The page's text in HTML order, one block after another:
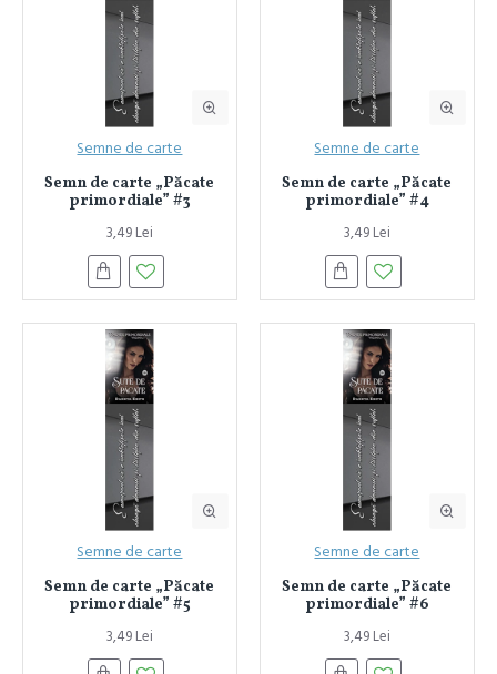
Semne de carte
Semn de carte „Păcate
primordiale” #3
3,49 Lei
Semne de carte
Semn de carte „Păcate
primordiale” #4
3,49 Lei
Semne de carte
Semn de carte „Păcate
primordiale” #5
3,49 Lei
Semne de carte
Semn de carte „Păcate
primordiale” #6
3,49 Lei